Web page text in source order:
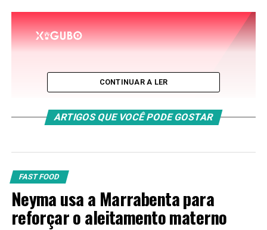
CONTINUAR A LER
ARTIGOS QUE VOCÊ PODE GOSTAR
FAST FOOD
Neyma usa a Marrabenta para
reforçar o aleitamento materno